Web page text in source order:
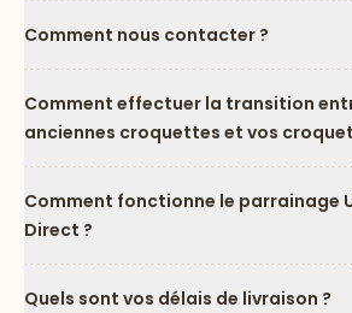
Comment nous contacter ?
Comment effectuer la transition
anciennes croquettes et vos
Comment fonctionne le parrainage
Direct ?
Quels sont vos délais de livraison ?